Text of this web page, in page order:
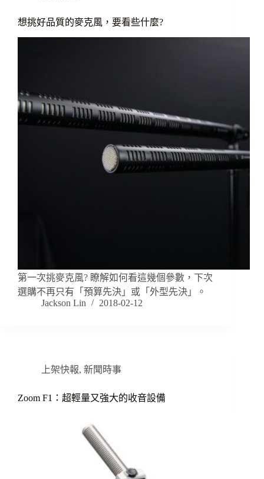
想挑好品質的麥克風，要看些什麼?
第一次挑麥克風? 瞭解如何看這幾個參數，下次
選購不再只有「預算先決」或「外型先決」。
Jackson Lin
2018-02-12
上架快報, 新聞時事
Zoom F1：超輕量又強大的收音設備